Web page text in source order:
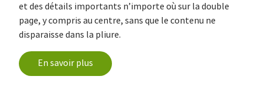
et des détails importants n’importe où sur la double
page, y compris au centre, sans que le contenu ne
disparaisse dans la pliure.
En savoir plus